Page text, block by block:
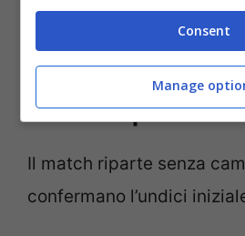
con il destro dalla
Onana in controllo.
46′ – Si riparte
Il match riparte senza
confermano l’undici
Consent
Manage